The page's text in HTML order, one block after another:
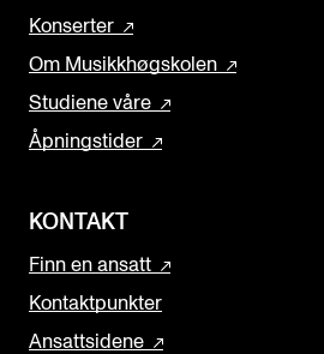
Konserter
Om Musikkhøgskolen
Studiene våre
Åpningstider
KONTAKT
Finn en ansatt
Kontaktpunkter
Ansattsidene